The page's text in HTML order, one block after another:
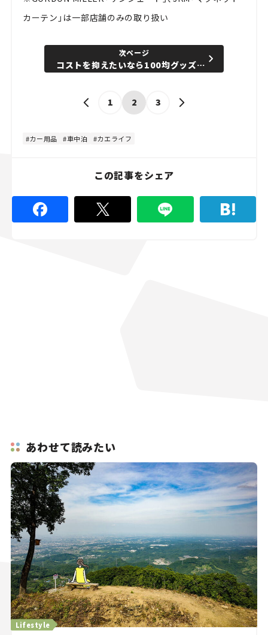
カーテン」は一部店舗のみの取り扱い
次ページ
コストを抑えたいなら100均グッズでクルマ用サンシェードを自作してみよう
1 2 3
カー用品 車中泊 カエライフ
この記事をシェア
あわせて読みたい
Lifestyle